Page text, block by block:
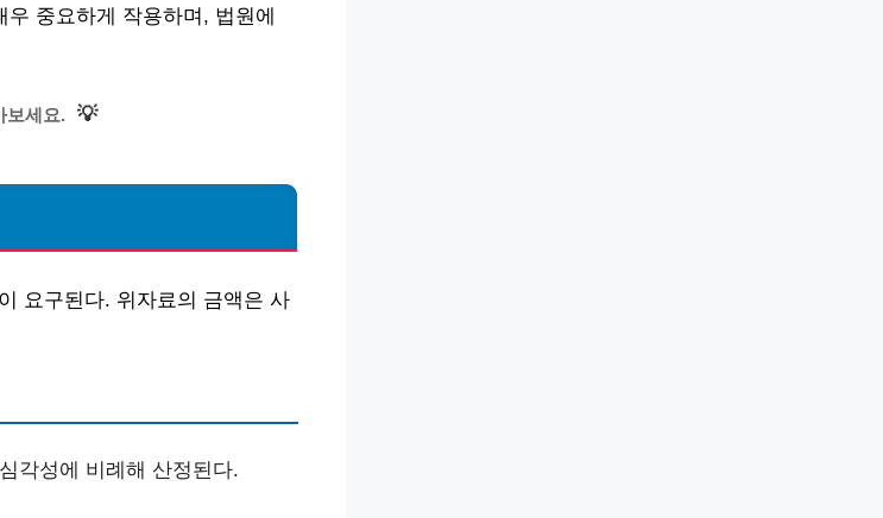
중요하게 작용하며, 법원에
보세요. 💡
요구된다. 위자료의 금액은 사
각성에 비례해 산정된다.